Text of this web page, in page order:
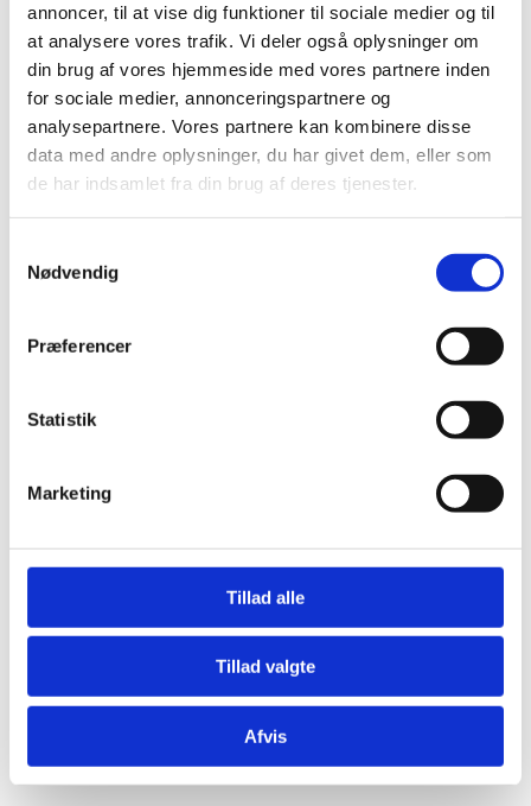
annoncer, til at vise dig funktioner til sociale medier og til
at analysere vores trafik. Vi deler også oplysninger om
din brug af vores hjemmeside med vores partnere inden
for sociale medier, annonceringspartnere og
analysepartnere. Vores partnere kan kombinere disse
data med andre oplysninger, du har givet dem, eller som
de har indsamlet fra din brug af deres tjenester.
Nødvendig
Præferencer
Statistik
Marketing
Tillad alle
Tillad valgte
Afvis
Krystaller